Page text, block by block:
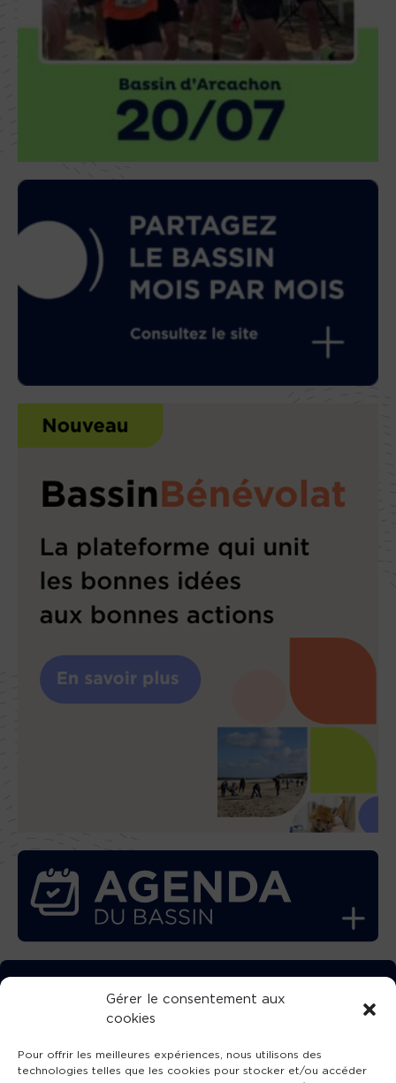
Gérer le consentement aux
cookies
Pour offrir les meilleures expériences, nous utilisons des
technologies telles que les cookies pour stocker et/ou accéder
TÉLÉCHARGEZ GRATUITEMENT
L’APPLICATION TVBA !